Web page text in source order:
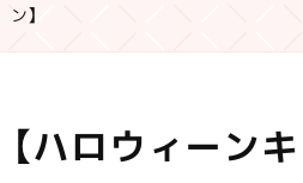
屋
ン】
【ハロウィーン